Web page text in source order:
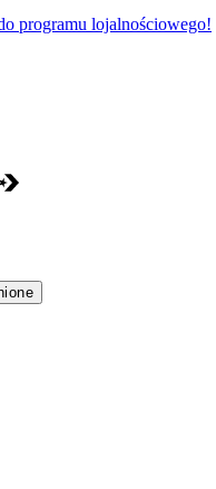
programu lojalnościowego!